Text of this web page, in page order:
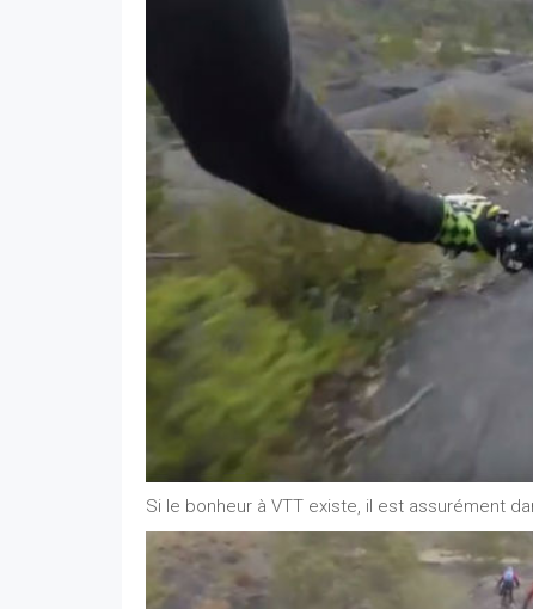
Si le bonheur à VTT existe, il est assurément